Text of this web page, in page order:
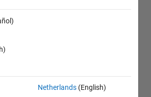
Netherlands (English)